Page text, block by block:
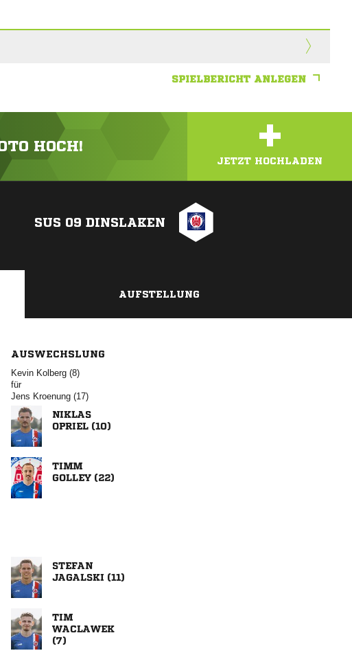
SPIELBERICHT ANLEGEN
HOCH! +
JETZT HOCHLADEN
SUS 09 DINSLAKEN
AUFSTELLUNG
AUSWECHSLUNG
  
für
  

 

 

 


